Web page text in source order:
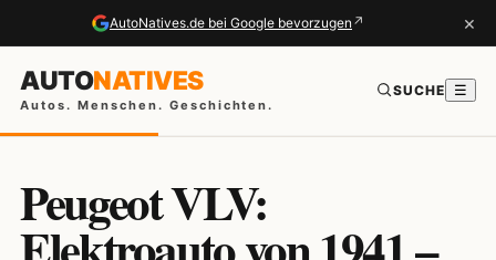
AutoNatives.de bei Google bevorzugen ↗ ×
AUTONATIVES
Autos. Menschen. Geschichten.
SUCHE ☰
Peugeot VLV: